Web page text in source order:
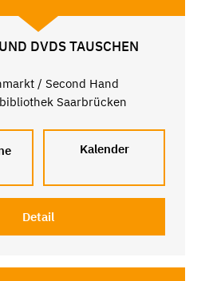
DVDS TAUSCHEN
/ Second Hand
Saarbrücken
Kalender
Detail